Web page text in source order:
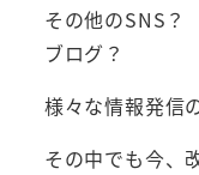
その他のSNS？
ブログ？
様々な情報発信
その中でも今、